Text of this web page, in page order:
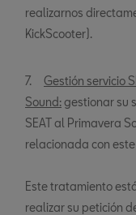
realizarnos
KickScooter).
7. Gestión servicio
Sound:gestionar su
SEAT al Primavera
relacionada con
Este tratamiento
realizar su petición